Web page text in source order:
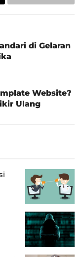
di Gelaran
Website?
Ulang